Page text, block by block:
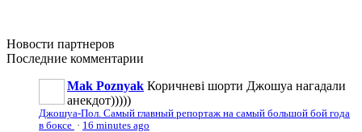
Новости партнеров
Последние комментарии
Mak Poznyak Коричневі шорти Джошуа нагадали
анекдот)))))
Джошуа-Пол. Самый главный репортаж на самый большой бой года
в боксе · 16 minutes ago